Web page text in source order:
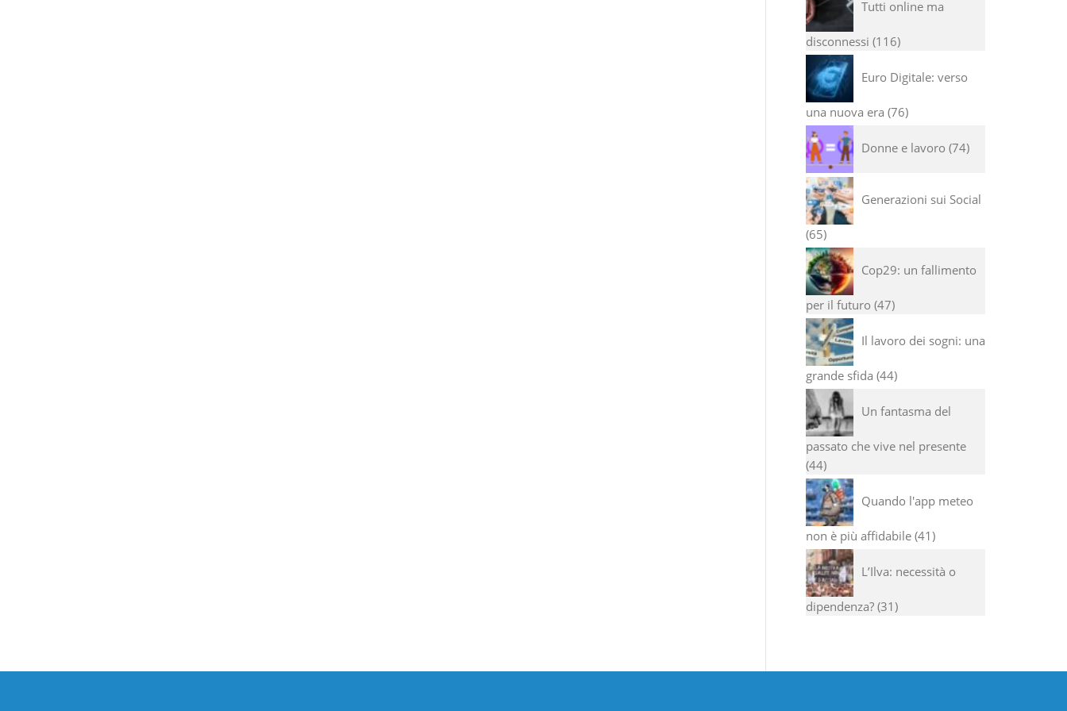
Tutti online ma
disconnessi 116
Euro Digitale: verso
una nuova era 76
Donne e lavoro 74
Generazioni sui Social
65
Cop29: un fallimento
per il futuro 47
Il lavoro dei sogni: una
grande sfida 44
Un fantasma del
passato che vive nel presente
44
Quando l'app meteo
non è più affidabile 41
L’Ilva: necessità o
dipendenza? 31